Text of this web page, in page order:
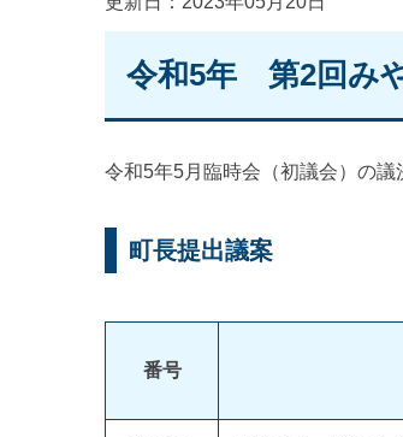
令和5年 第2回み
令和5年5月臨時会（初議会）の議
町長提出議案
番号